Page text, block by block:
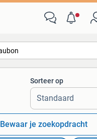
Alle afstanden…
Sorteer op
Bewaar je zoekopdracht